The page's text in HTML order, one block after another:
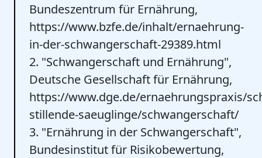
Bundeszentrum für Ernährung,
https://www.bzfe.de/inhalt/ernaehrung-
in-der-schwangerschaft-29389.html
2. "Schwangerschaft und Ernährung",
Deutsche Gesellschaft für Ernährung,
https://www.dge.de/ernaehrungspraxis/
stillende-saeuglinge/schwangerschaft/
3. "Ernährung in der Schwangerschaft",
Bundesinstitut für Risikobewertung,